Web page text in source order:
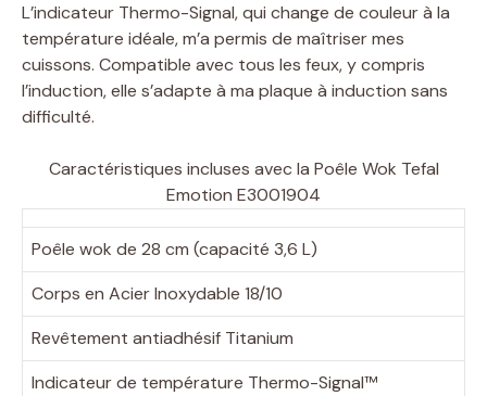
L’indicateur Thermo-Signal, qui change de couleur à la
température idéale, m’a permis de maîtriser mes
cuissons. Compatible avec tous les feux, y compris
l’induction, elle s’adapte à ma plaque à induction sans
difficulté.
Caractéristiques incluses avec la Poêle Wok Tefal
Emotion E3001904
Poêle wok de 28 cm (capacité 3,6 L)
Corps en Acier Inoxydable 18/10
Revêtement antiadhésif Titanium
Indicateur de température Thermo-Signal™